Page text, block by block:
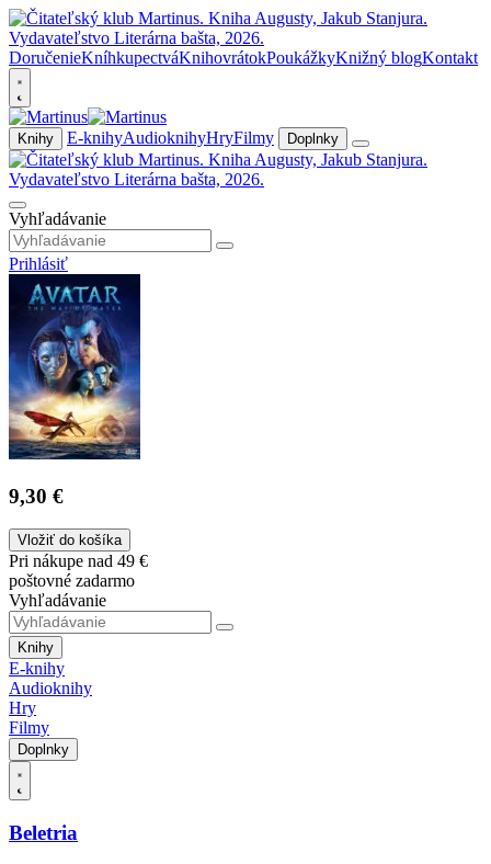
DoručenieKníhkupectváKnihovrátokPoukážkyKnižný blogKontakt
Knihy E-knihyAudioknihyHryFilmy Doplnky
Vyhľadávanie
Prihlásiť
9,30 €
Vložiť do košíka
Pri nákupe nad 49 €
poštovné zadarmo
Vyhľadávanie
Knihy
E-knihy
Audioknihy
Hry
Filmy
Doplnky
Beletria